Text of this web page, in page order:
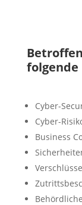
Cyber-
Cyber-
Business